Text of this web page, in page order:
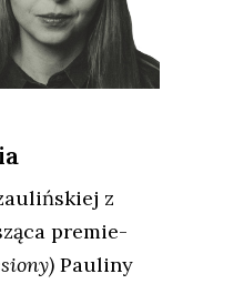
z
pre­mie­
Pau­li­ny